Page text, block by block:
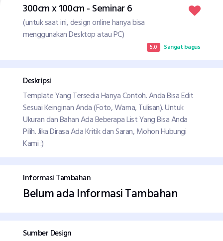
300cm x 100cm - Seminar 6
(untuk saat ini, design online hanya bisa
menggunakan Desktop atau PC)
5.0 Sangat bagus
Deskripsi
Template Yang Tersedia Hanya Contoh. Anda Bisa Edit
Sesuai Keinginan Anda (Foto, Warna, Tulisan). Untuk
Ukuran dan Bahan Ada Beberapa List Yang Bisa Anda
Pilih. Jika Dirasa Ada Kritik dan Saran, Mohon Hubungi
Kami :)
Informasi Tambahan
Belum ada Informasi Tambahan
Sumber Design